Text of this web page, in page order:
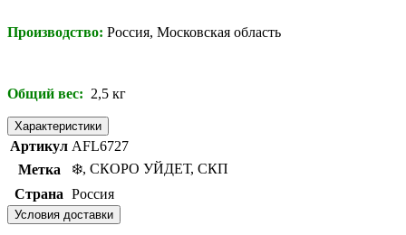
Производство: Россия, Московская область
Общий вес: 2,5 кг
Характеристики
Артикул AFL6727
Метка
❄️, СКОРО УЙДЕТ, СКП
Страна Россия
Условия доставки